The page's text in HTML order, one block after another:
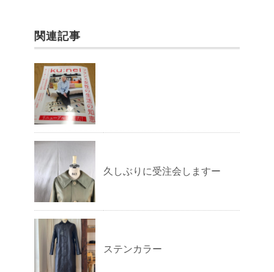
関連記事
久しぶりに受注会しますー
ステンカラー